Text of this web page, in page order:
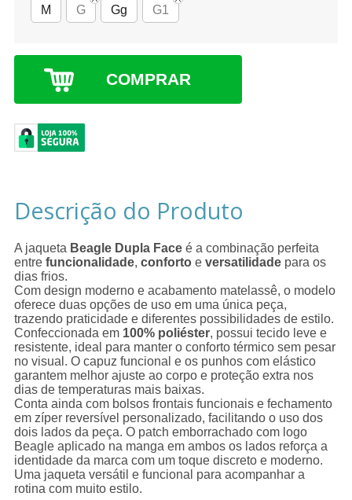
M
G Gg G1
COMPRAR
Descrição do Produto
A jaqueta Beagle Dupla Faceé a combinação perfeita
entre funcionalidade, confortoe versatilidade para os
dias frios.
Com design moderno e acabamento matelassê, o modelo
oferece duas opções de uso em uma única peça,
trazendo praticidade e diferentes possibilidades de estilo.
Confeccionada em 100% poliéster, possui tecido leve e
resistente, ideal para manter o conforto térmico sem pesar
no visual. O capuz funcional e os punhos com elástico
garantem melhor ajuste ao corpo e proteção extra nos
dias de temperaturas mais baixas.
Conta ainda com bolsos frontais funcionais e fechamento
em zíper reversível personalizado, facilitando o uso dos
dois lados da peça. O patch emborrachado com logo
Beagle aplicado na manga em ambos os lados reforça a
identidade da marca com um toque discreto e moderno.
Uma jaqueta versátil e funcional para acompanhar a
rotina com muito estilo.